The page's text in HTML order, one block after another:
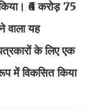
₹6 करोड़ 75
वाला यह
के लिए एक
में विकसित किया